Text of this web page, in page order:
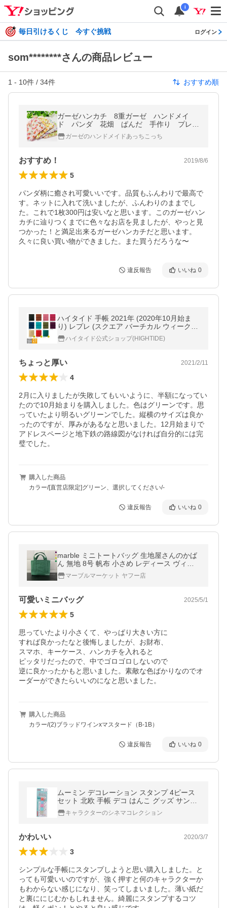
i
毎日引けるくじ 今すぐ挑戦 ログイン
som********さんの商品レビュー
1 - 10件 / 34件 おすすめ順
ガーゼハンカチ 8重ガーゼ ハンドメイ
ド パンダ 花畑 ぱんだ 手作り プレゼ
ント タオル 粗品 Ｓ
ガーゼのハンドメイドあっちこっち
おすすめ！ 2019/8/6
5
パンダ柄に癒され可愛いいです。品質もふんわりで最高で
す。ネットに入れて洗いましたが、ふんわりのままでし
た。これで1枚300円は安いなと思います。このガーゼハン
カチに辿りつくまでに色々なお店を見ましたが、やっと見
つかった！と満足出来るガーゼハンカチだと思います。
久々に良い買い物ができました。また買うだろうな〜
違反報告 いいね 0
ハイタイド 手帳 2021年 (2020年10月始ま
り) レプレ (スクエア バーチカル ウィークリ
ー)ハイタイド公式ショップ(HIGHTIDE)
ちょっと厚い 2021/2/11
4
2月に入りましたが失敗してもいいように、半額になってい
たので10月始まりを購入しました。色はグリーンです。思
っていたより明るいグリーンでした。縦横のサイズは良か
ったのですが、厚みがあるなと思いました。12月始まりで
アドレスページと地下鉄の路線図がなければ自分的には完
璧でした。
購入した商品
カラー/[直営店限定]グリーン、選択してください/-
違反報告 いいね 0
marble ミニトートバッグ 生地屋さんのかば
ん 無地 8号 帆布 小さめ レディース ヴィン
テージ加工 日本製 幅25cmｘ高さ16cmｘマ
チ6.5cm
マーブルマーケット ヤフー店
可愛いミニバッグ 2025/5/1
5
思っていたより小さくて、やっぱり大きい方に
すれば良かったなと後悔しましたが、お財布、
スマホ、キーケース、ハンカチを入れると
ピッタリだったので、中でゴロゴロしないので
逆に良かったかもと思いました。素敵な色ばかりなのでオ
ーダーができたらいいのになと思いました。
購入した商品
カラー/(2)ブラッドワインxマスタード（B-1B）
違反報告 いいね 0
ムーミン デコレーション スタンプ 4ピース
セット 北欧 手帳 デコ はんこ グッズ サンス
ター文具
キャラクターのシネマコレクション
かわいい 2020/3/7
3
シンプルな手帳にスタンプしようと思い購入しました。と
っても可愛いいのですが、強く押すと何のキャラクターか
もわからない感じになり、笑ってしまいました。薄い紙だ
と裏ににじむかもしれません。綺麗にスタンプするコツ